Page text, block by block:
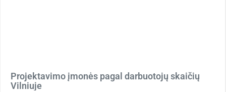
Projektavimo įmonės pagal darbuotojų skaičių
Vilniuje